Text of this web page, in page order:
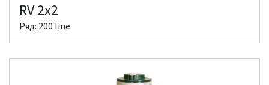
RV 2x2
Ряд: 200 line